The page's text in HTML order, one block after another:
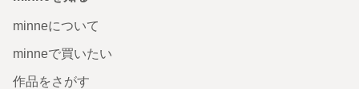
minneについて
minneで買いたい
作品をさがす